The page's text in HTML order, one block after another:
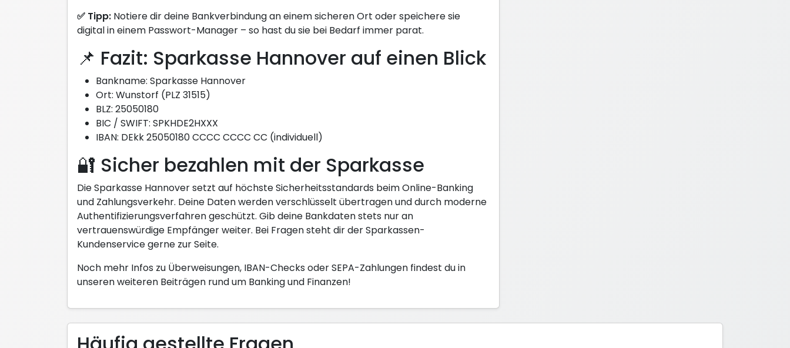
✅ Tipp: Notiere dir deine Bankverbindung an einem sicheren Ort oder speichere sie
digital in einem Passwort-Manager – so hast du sie bei Bedarf immer parat.
📌 Fazit: Sparkasse Hannover auf einen Blick
Bankname: Sparkasse Hannover
Ort: Wunstorf (PLZ 31515)
BLZ: 25050180
BIC / SWIFT: SPKHDE2HXXX
IBAN: DEkk 25050180 CCCC CCCC CC (individuell)
🔐 Sicher bezahlen mit der Sparkasse
Die Sparkasse Hannover setzt auf höchste Sicherheitsstandards beim Online-Banking
und Zahlungsverkehr. Deine Daten werden verschlüsselt übertragen und durch moderne
Authentifizierungsverfahren geschützt. Gib deine Bankdaten stets nur an
vertrauenswürdige Empfänger weiter. Bei Fragen steht dir der Sparkassen-
Kundenservice gerne zur Seite.
Noch mehr Infos zu Überweisungen, IBAN-Checks oder SEPA-Zahlungen findest du in
unseren weiteren Beiträgen rund um Banking und Finanzen!